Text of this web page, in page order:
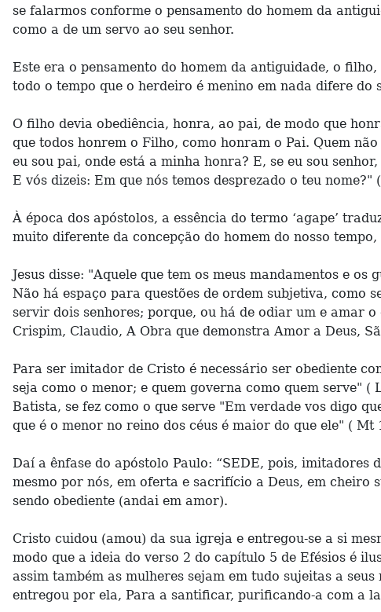
se falarmos conforme o pensamento do homem da
como a de um servo ao seu senhor.
Este era o pensamento do homem da antiguidade, o
todo o tempo que o herdeiro é menino em nada difere do
O filho devia obediência, honra, ao pai, de modo que
que todos honrem o Filho, como honram o Pai. Quem
eu sou pai, onde está a minha honra? E, se eu sou
E vós dizeis: Em que nós temos desprezado o teu nome?"
À época dos apóstolos, a essência do termo ‘agape’
muito diferente da concepção do homem do nosso
Jesus disse: "Aquele que tem os meus mandamentos e
Não há espaço para questões de ordem subjetiva, como
servir dois senhores; porque, ou há de odiar um e amar
Crispim, Claudio, A Obra que demonstra Amor a Deus,
Para ser imitador de Cristo é necessário ser obediente
seja como o menor; e quem governa como quem serve"
Batista, se fez como o que serve "Em verdade vos digo
que é o menor no reino dos céus é maior do que ele" ( Mt
Daí a ênfase do apóstolo Paulo: “SEDE, pois, imitadores
mesmo por nós, em oferta e sacrifício a Deus, em cheiro
sendo obediente (andai em amor).
Cristo cuidou (amou) da sua igreja e entregou-se a si
modo que a ideia do verso 2 do capítulo 5 de Efésios é
assim também as mulheres sejam em tudo sujeitas a
entregou por ela, Para a santificar, purificando-a com a